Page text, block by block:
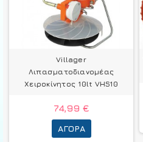
Villager
Λιπασματοδιανομέας
Χειροκίνητος 10lt VHS10
74,99 €
ΑΓΟΡΆ